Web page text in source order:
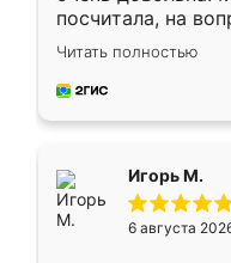
посчитала, на
Замерщик
делу со всей
за день, ребята
Читать полностью
Игорь М.
6 августа